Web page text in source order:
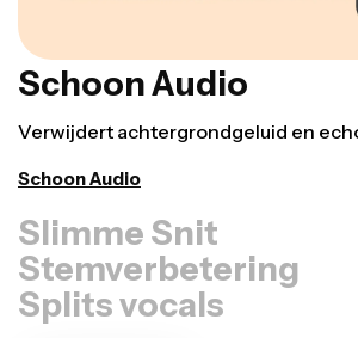
Schoon Audio
Verwijdert achtergrondgeluid en
Schoon Audio
Slimme Snit
Stemverbetering
Splits vocals